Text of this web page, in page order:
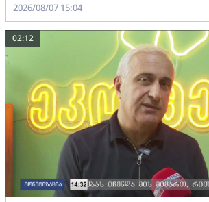
2026/08/07 15:04
02:12